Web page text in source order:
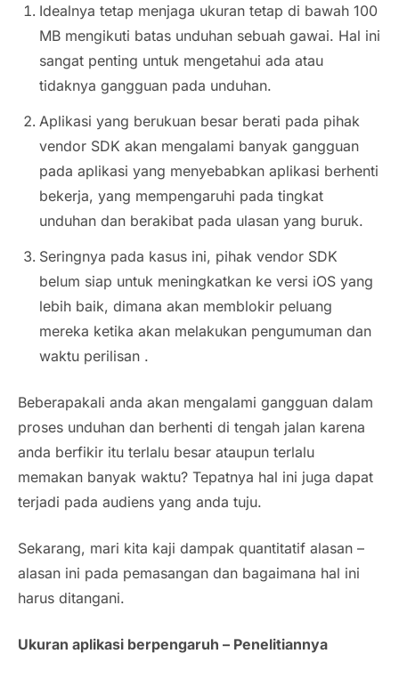
Idealnya tetap menjaga ukuran tetap di bawah 100
MB mengikuti batas unduhan sebuah gawai. Hal ini
sangat penting untuk mengetahui ada atau
tidaknya gangguan pada unduhan.
Aplikasi yang berukuan besar berati pada pihak
vendor SDK akan mengalami banyak gangguan
pada aplikasi yang menyebabkan aplikasi berhenti
bekerja, yang mempengaruhi pada tingkat
unduhan dan berakibat pada ulasan yang buruk.
Seringnya pada kasus ini, pihak vendor SDK
belum siap untuk meningkatkan ke versi iOS yang
lebih baik, dimana akan memblokir peluang
mereka ketika akan melakukan pengumuman dan
waktu perilisan .
Beberapakali anda akan mengalami gangguan dalam
proses unduhan dan berhenti di tengah jalan karena
anda berfikir itu terlalu besar ataupun terlalu
memakan banyak waktu? Tepatnya hal ini juga dapat
terjadi pada audiens yang anda tuju.
Sekarang, mari kita kaji dampak quantitatif alasan –
alasan ini pada pemasangan dan bagaimana hal ini
harus ditangani.
Ukuran aplikasi berpengaruh – Penelitiannya